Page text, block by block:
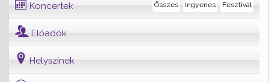
Koncertek Fesztivál
Ingyenes
Összes
Előadók
Helyszínek